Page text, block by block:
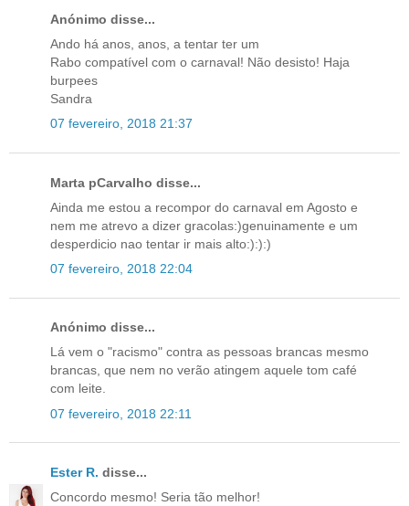
Anónimo disse...
Ando há anos, anos, a tentar ter um
Rabo compatível com o carnaval! Não desisto! Haja
burpees
Sandra
07 fevereiro, 2018 21:37
Marta pCarvalho disse...
Ainda me estou a recompor do carnaval em Agosto e
nem me atrevo a dizer gracolas:)genuinamente e um
desperdicio nao tentar ir mais alto:):):)
07 fevereiro, 2018 22:04
Anónimo disse...
Lá vem o "racismo" contra as pessoas brancas mesmo
brancas, que nem no verão atingem aquele tom café
com leite.
07 fevereiro, 2018 22:11
Ester R. disse...
Concordo mesmo! Seria tão melhor!